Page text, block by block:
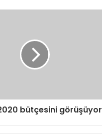
bütçesini görüşüyor